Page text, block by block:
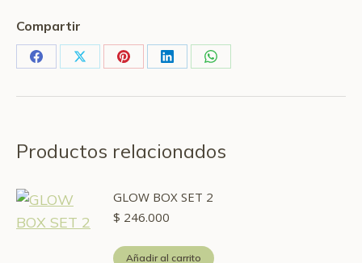
Compartir
Share Share Share Share Share
Productos relacionados
GLOW BOX SET 2
$ 246.000
Añadir al carrito